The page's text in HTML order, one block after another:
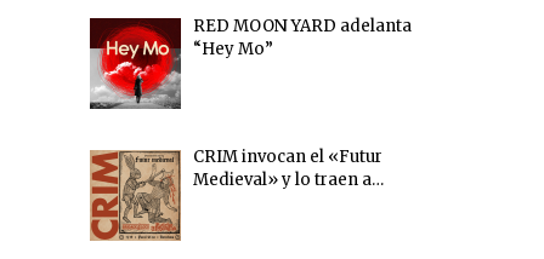
RED MOON YARD adelanta
“Hey Mo”
CRIM invocan el «Futur
Medieval» y lo traen a…